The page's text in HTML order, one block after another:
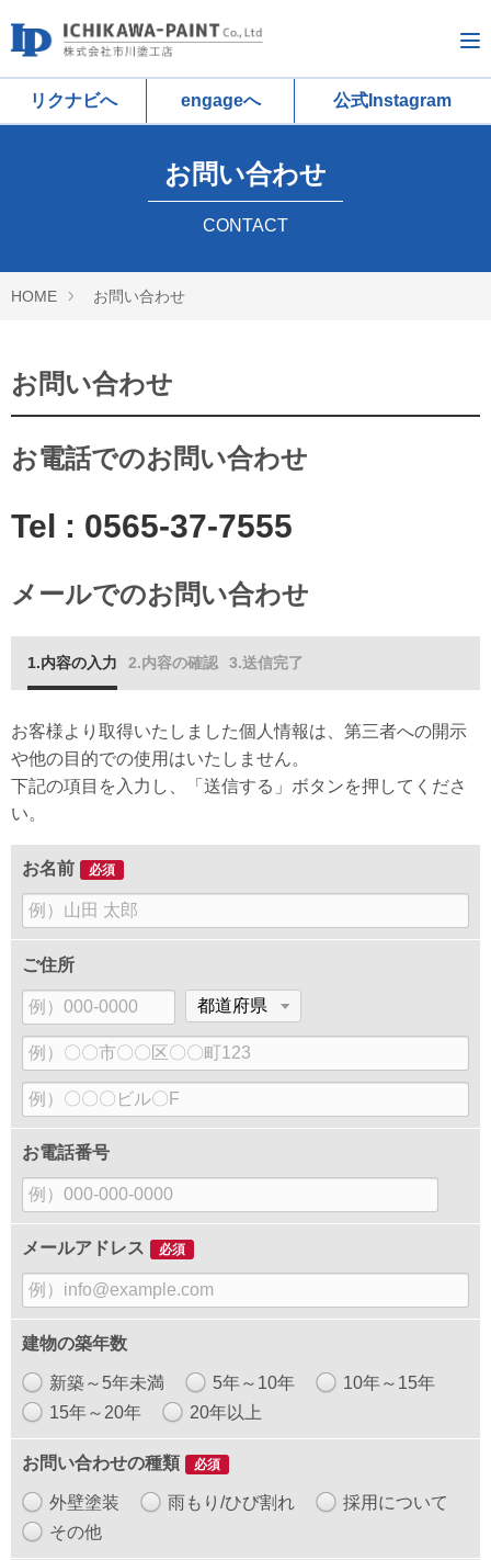
リクナビへ engageへ 公式Instagram
お問い合わせ
CONTACT
HOME お問い合わせ
お問い合わせ
お電話でのお問い合わせ
Tel : 0565-37-7555
メールでのお問い合わせ
内容の入力 内容の確認 送信完了
お客様より取得いたしました個人情報は、第三者への開示
や他の目的での使用はいたしません。
下記の項目を入力し、「送信する」ボタンを押してくださ
い。
お名前 必須
名
前
ご住所
郵
便
番
号
都
道
府
県
市
区
町
村、
番
地
建
物
名
お電話番号
メールアドレス 必須
建物の築年数
新築～5年未満 5年～10年
10年～15年
15年～20年
20年以上
お問い合わせの種類 必須
外壁塗装 雨もり/ひび割れ
採用について
その他